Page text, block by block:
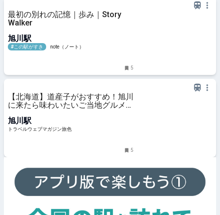
最初の別れの記憶｜歩み｜Story
Walker
旭川駅
#この駅がすき note（ノート）
5
【北海道】道産子がおすすめ！旭川
に来たら味わいたいご当地グルメ4
旭川駅
トラベルウェブマガジン旅色
5